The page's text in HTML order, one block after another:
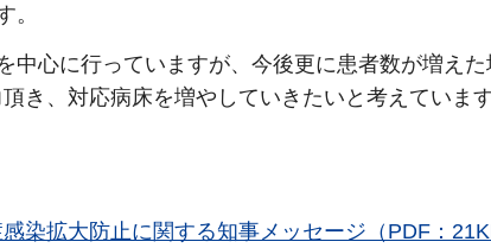
。
心に行っていますが、今後更に患者数が増えた
き、対応病床を増やしていきたいと考えていま
染拡大防止に関する知事メッセージ（PDF：